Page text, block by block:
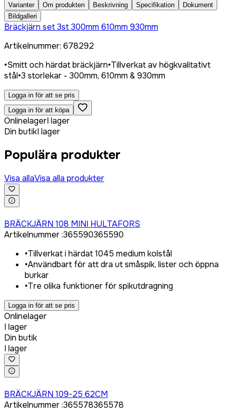
Varianter Om produkten Beskrivning Specifikation
Dokument
Bildgalleri
Bräckjärn set 3st 300mm 610mm 930mm
Artikelnummer: 678292
•Smitt och härdat bräckjärn•Tillverkat av högkvalitativt
stål•3 storlekar - 300mm, 610mm & 930mm
Logga in för att se pris
Logga in för att köpa
OnlinelagerI lager
Din butikI lager
Populära produkter
Visa allaVisa alla produkter
BRÄCKJÄRN 108 MINI HULTAFORS
Artikelnummer:365590365590
•Tillverkat i härdat 1045 medium kolstål
•Användbart för att dra ut småspik, lister och öppna
burkar
•Tre olika funktioner för spikutdragning
Logga in för att se pris
Onlinelager
I lager
Din butik
I lager
BRÄCKJÄRN 109-25 62CM
Artikelnummer:365578365578